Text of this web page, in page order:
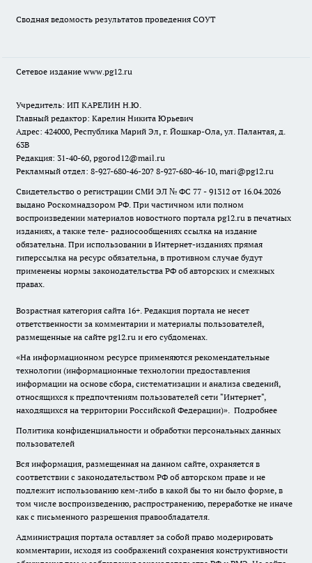
Сводная ведомость результатов проведения СОУТ
Сетевое издание www.pg12.ru
Учредитель: ИП КАРЕЛИН Н.Ю.
Главный редактор: Карелин Никита Юрьевич
Адрес: 424000, Республика Марий Эл, г. Йошкар-Ола, ул. Палантая, д.
63В
Редакция: 31-40-60, pgorod12@mail.ru
Рекламный отдел: 8-927-680-46-20? 8-927-680-46-10, mari@pg12.ru
Свидетельство о регистрации СМИ ЭЛ № ФС 77 - 91312 от 16.04.2026
выдано Роскомнадзором РФ. При частичном или полном
воспроизведении материалов новостного портала pg12.ru в печатных
изданиях, а также теле- радиосообщениях ссылка на издание
обязательна. При использовании в Интернет-изданиях прямая
гиперссылка на ресурс обязательна, в противном случае будут
применены нормы законодательства РФ об авторских и смежных
правах.
Возрастная категория сайта 16+. Редакция портала не несет
ответственности за комментарии и материалы пользователей,
размещенные на сайте pg12.ru и его субдоменах.
«На информационном ресурсе применяются рекомендательные
технологии (информационные технологии предоставления
информации на основе сбора, систематизации и анализа сведений,
относящихся к предпочтениям пользователей сети "Интернет",
находящихся на территории Российской Федерации)». Подробнее
Политика конфиденциальности и обработки персональных данных
пользователей
Вся информация, размещенная на данном сайте, охраняется в
соответствии с законодательством РФ об авторском праве и не
подлежит использованию кем-либо в какой бы то ни было форме, в
том числе воспроизведению, распространению, переработке не иначе
как с письменного разрешения правообладателя.
Администрация портала оставляет за собой право модерировать
комментарии, исходя из соображений сохранения конструктивности